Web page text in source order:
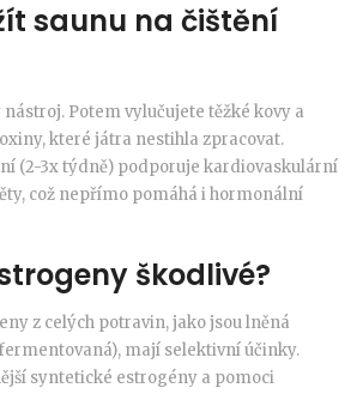
saunu na čištění
nástroj. Potem vylučujete těžké kovy a
které játra nestihla zpracovat.
(2-3x týdně) podporuje kardiovaskulární
což nepřímo pomáhá i hormonální
škodlivé?
z celých potravin, jako jsou lněná
mají selektivní účinky.
syntetické estrogény a pomoci